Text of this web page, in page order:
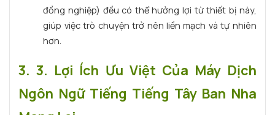
đồng nghiệp) đều có thể hưởng lợi từ thiết bị này,
giúp việc trò chuyện trở nên liền mạch và tự nhiên
hơn.
3. 3. Lợi Ích Ưu Việt Của Máy Dịch
Ngôn Ngữ Tiếng Tiếng Tây Ban Nha